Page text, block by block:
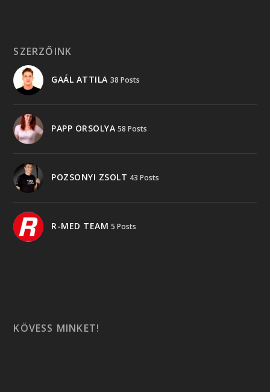
SZERZŐINK
GAÁL ATTILA 38 Posts
PAPP ORSOLYA 58 Posts
POZSONYI ZSOLT 43 Posts
R-MED TEAM 5 Posts
KÖVESS MINKET!